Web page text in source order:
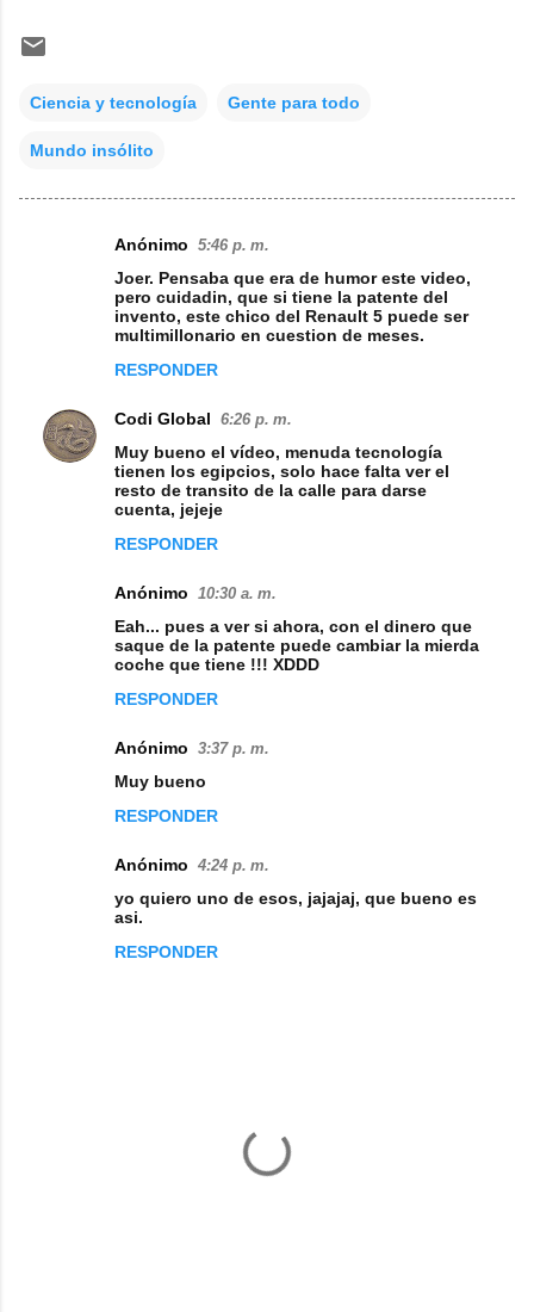
Ciencia y tecnología Gente para todo
Mundo insólito
t
a
Anónimo 5:46 p. m.
Joer. Pensaba que era de humor este video,
pero cuidadin, que si tiene la patente del
invento, este chico del Renault 5 puede ser
multimillonario en cuestion de meses.
RESPONDER
Codi Global 6:26 p. m.
Muy bueno el vídeo, menuda tecnología
tienen los egipcios, solo hace falta ver el
resto de transito de la calle para darse
cuenta, jejeje
RESPONDER
Anónimo 10:30 a. m.
Eah... pues a ver si ahora, con el dinero que
saque de la patente puede cambiar la mierda
coche que tiene !!! XDDD
RESPONDER
Anónimo 3:37 p. m.
Muy bueno
RESPONDER
Anónimo 4:24 p. m.
yo quiero uno de esos, jajajaj, que bueno es
asi.
RESPONDER